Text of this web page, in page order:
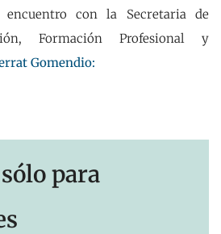
con la Secretaria de
Formación Profesional y
Gomendio:
para